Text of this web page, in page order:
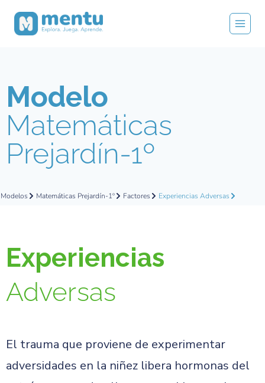
Modelo
Matemáticas
Prejardín-1º
Modelos Matemáticas Prejardín-1º Factores Experiencias Adversas
Experiencias
Adversas
El trauma que proviene de experimentar
adversidades en la niñez libera hormonas del